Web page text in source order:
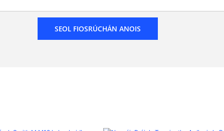
SEOL FIOSRÚCHÁN ANOIS